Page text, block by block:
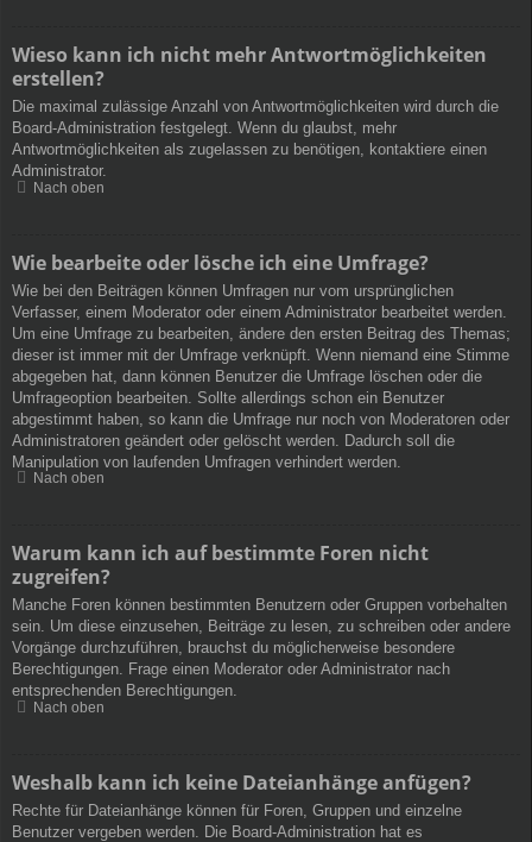
Wieso kann ich nicht mehr Antwortmöglichkeiten
erstellen?
Die maximal zulässige Anzahl von Antwortmöglichkeiten wird durch die
Board-Administration festgelegt. Wenn du glaubst, mehr
Antwortmöglichkeiten als zugelassen zu benötigen, kontaktiere einen
Administrator.
Nach oben
Wie bearbeite oder lösche ich eine Umfrage?
Wie bei den Beiträgen können Umfragen nur vom ursprünglichen
Verfasser, einem Moderator oder einem Administrator bearbeitet werden.
Um eine Umfrage zu bearbeiten, ändere den ersten Beitrag des Themas;
dieser ist immer mit der Umfrage verknüpft. Wenn niemand eine Stimme
abgegeben hat, dann können Benutzer die Umfrage löschen oder die
Umfrageoption bearbeiten. Sollte allerdings schon ein Benutzer
abgestimmt haben, so kann die Umfrage nur noch von Moderatoren oder
Administratoren geändert oder gelöscht werden. Dadurch soll die
Manipulation von laufenden Umfragen verhindert werden.
Nach oben
Warum kann ich auf bestimmte Foren nicht
zugreifen?
Manche Foren können bestimmten Benutzern oder Gruppen vorbehalten
sein. Um diese einzusehen, Beiträge zu lesen, zu schreiben oder andere
Vorgänge durchzuführen, brauchst du möglicherweise besondere
Berechtigungen. Frage einen Moderator oder Administrator nach
entsprechenden Berechtigungen.
Nach oben
Weshalb kann ich keine Dateianhänge anfügen?
Rechte für Dateianhänge können für Foren, Gruppen und einzelne
Benutzer vergeben werden. Die Board-Administration hat es